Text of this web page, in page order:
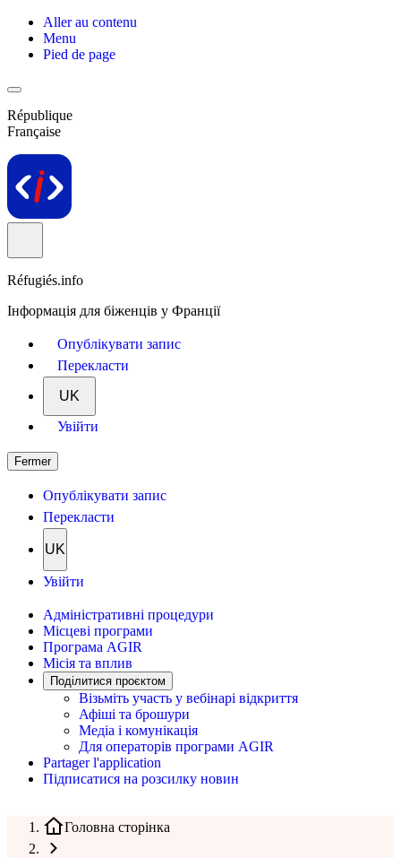
Aller au contenu
Menu
Pied de page
République
Française
Réfugiés.info
Інформація для біженців у Франції
Опублікувати запис
Перекласти
UK
Увійти
Fermer
Опублікувати запис
Перекласти
UK
Увійти
Адміністративні процедури
Місцеві програми
Програма AGIR
Місія та вплив
Поділитися проєктом
Візьміть участь у вебінарі відкриття
Афіші та брошури
Медіа і комунікація
Для операторів програми AGIR
Partager l'application
Підписатися на розсилку новин
Головна сторінка